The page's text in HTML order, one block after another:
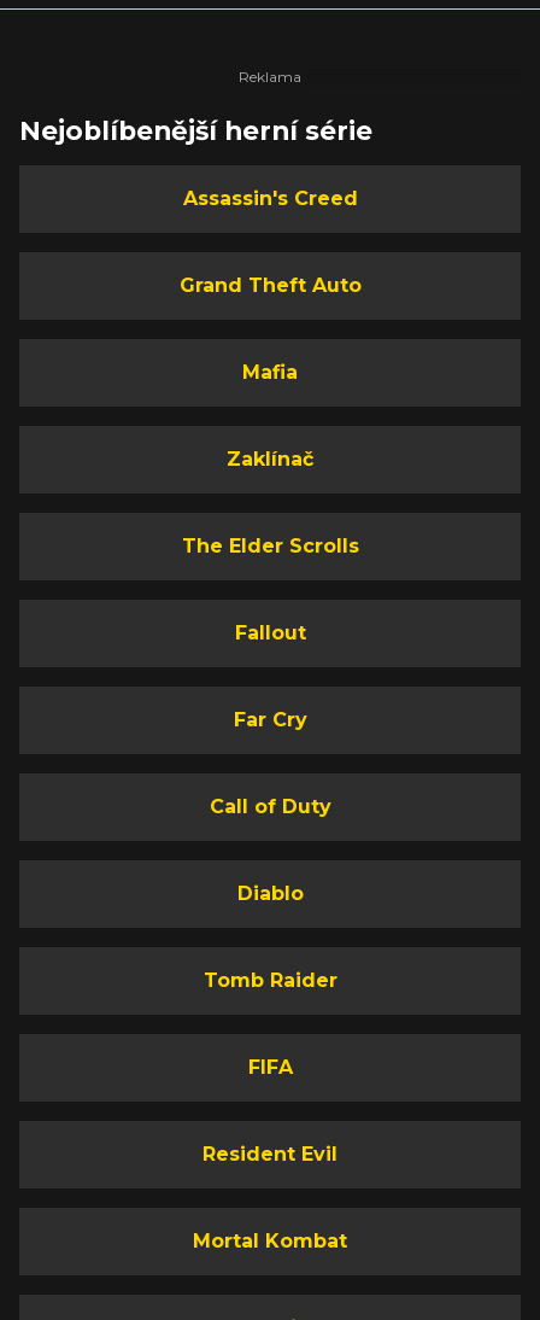
Nejoblíbenější herní série
Assassin's Creed
Grand Theft Auto
Mafia
Zaklínač
The Elder Scrolls
Fallout
Far Cry
Call of Duty
Diablo
Tomb Raider
FIFA
Resident Evil
Mortal Kombat